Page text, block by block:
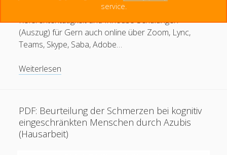
Menschen haben seit 2014 diese Seite besucht.
Nürnberg. Seit 2012.“ Qualifikationen:
Referententätigkeit und Inhouse-Schulungen
(Auszug) für Gern auch online über Zoom, Lync,
Teams, Skype, Saba, Adobe…
Weiterlesen
PDF: Beurteilung der Schmerzen bei kognitiv
eingeschränkten Menschen durch Azubis
(Hausarbeit)
service.